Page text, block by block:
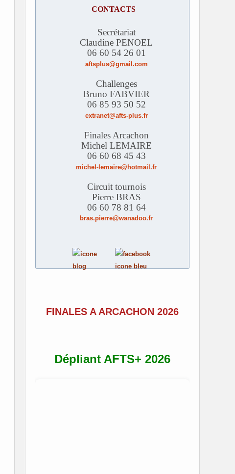
CONTACTS
Secrétariat
Claudine PENOEL
06 60 54 26 01
aftsplus@gmail.com
Challenges
Bruno FABVIER
06 85 93 50 52
extranet@afts-plus.fr
Finales Arcachon
Michel LEMAIRE
06 60 68 45 43
michel-lemaire@hotmail.fr
Circuit tournois
Pierre BRAS
06 60 78 81 64
bras.pierre@wanadoo.fr
FINALES A ARCACHON 2026
Dépliant AFTS+ 2026